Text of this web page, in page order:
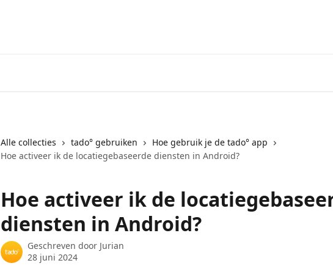
Alle collecties tado° gebruiken
Hoe gebruik je de tado° app
Hoe activeer ik de locatiegebaseerde diensten in Android?
Hoe activeer ik de
diensten in Android?
Geschreven door Jurian
28 juni 2024